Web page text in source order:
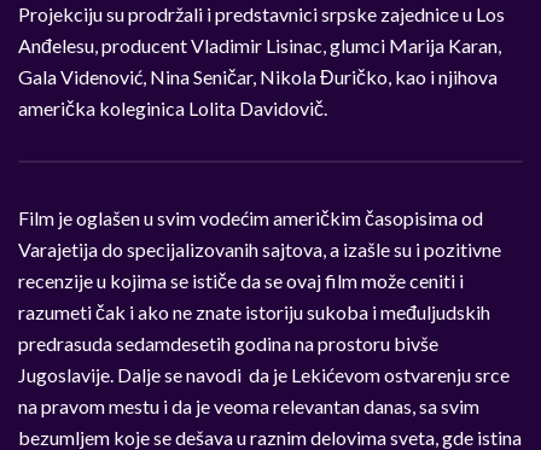
Projekciju su prodržali i predstavnici srpske zajednice u Los
Anđelesu, producent Vladimir Lisinac, glumci Marija Karan,
Gala Videnović, Nina Seničar, Nikola Đuričko, kao i njihova
američka koleginica Lolita Davidovič.
Film je oglašen u svim vodećim američkim časopisima od
Varajetija do specijalizovanih sajtova, a izašle su i pozitivne
recenzije u kojima se ističe da se ovaj film može ceniti i
razumeti čak i ako ne znate istoriju sukoba i međuljudskih
predrasuda sedamdesetih godina na prostoru bivše
Jugoslavije. Dalje se navodi da je Lekićevom ostvarenju srce
na pravom mestu i da je veoma relevantan danas, sa svim
bezumljem koje se dešava u raznim delovima sveta, gde istina